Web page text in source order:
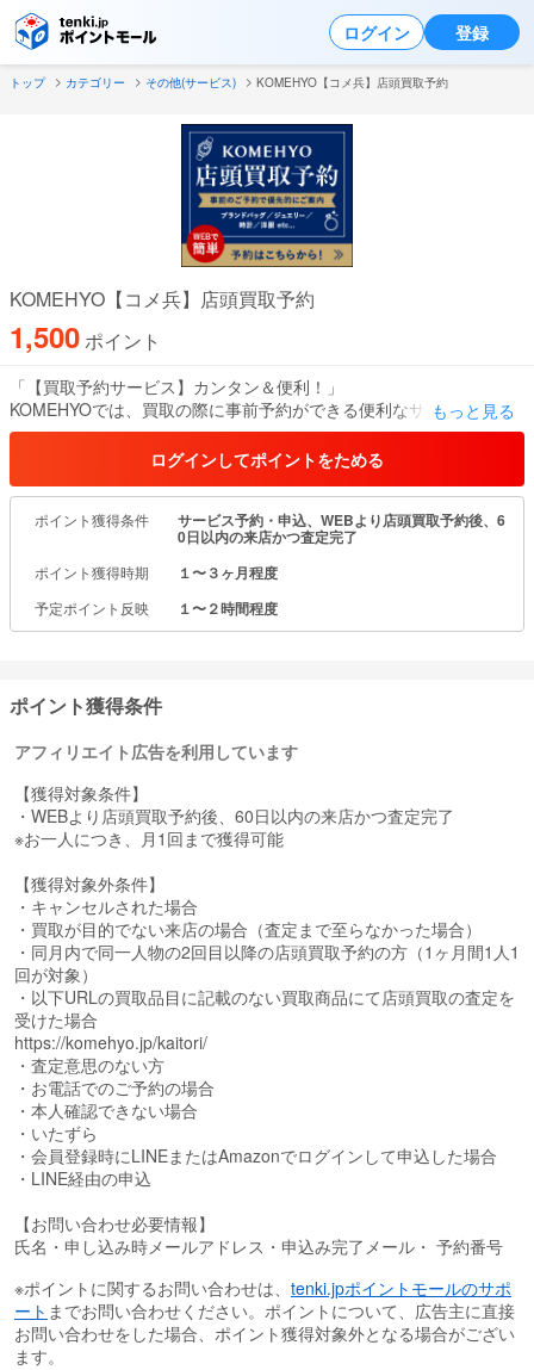
ログイン 登録
トップ カテゴリー その他(サービス) KOMEHYO【コメ兵】店頭買取予約
KOMEHYO【コメ兵】店頭買取予約
1,500ポイント
「【買取予約サービス】カンタン＆便利！」
KOMEHYOでは、買取の際に事前予約ができる便利なサービスをご
提供中です。
スマートフォンやパソコンから、希望の店舗と日時を選ぶだけで、
スムーズな買取体験が可能に！
買取の待ち時間を短縮し、お客様の大切な時間を有効活用できま
に、確かな査定でお応えします。
もっと見る
ログインしてポイントをためる
ポイント獲得条件 サービス予約・申込、WEBより店頭買取予約後、6
0日以内の来店かつ査定完了
ポイント獲得時期 １〜３ヶ月程度
予定ポイント反映 １〜２時間程度
ポイント獲得条件
アフィリエイト広告を利用しています
【獲得対象条件】
・WEBより店頭買取予約後、60日以内の来店かつ査定完了
※お一人につき、月1回まで獲得可能
【獲得対象外条件】
・キャンセルされた場合
・買取が目的でない来店の場合（査定まで至らなかった場合）
・同月内で同一人物の2回目以降の店頭買取予約の方（1ヶ月間1人1
回が対象）
・以下URLの買取品目に記載のない買取商品にて店頭買取の査定を
受けた場合
https://komehyo.jp/kaitori/
・査定意思のない方
・お電話でのご予約の場合
・本人確認できない場合
・いたずら
・会員登録時にLINEまたはAmazonでログインして申込した場合
・LINE経由の申込
【お問い合わせ必要情報】
氏名・申し込み時メールアドレス・申込み完了メール・ 予約番号
※ポイントに関するお問い合わせは、 tenki.jpポイントモールのサポ
ート までお問い合わせください。ポイントについて、広告主に直接
お問い合わせをした場合、ポイント獲得対象外となる場合がござい
ます。